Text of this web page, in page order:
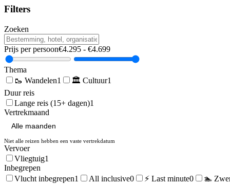
Filters
Zoeken
Prijs per persoon€4.295 - €4.699
Thema
🥾 Wandelen1 🏛️ Cultuur1
Duur reis
Lange reis (15+ dagen)1
Vertrekmaand
Niet alle reizen hebben een vaste vertrekdatum
Vervoer
Vliegtuig1
Inbegrepen
Vlucht inbegrepen1 All inclusive0 ⚡ Last minute0 🏊